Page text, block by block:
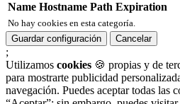
Name Hostname Path Expiration
No hay cookies en esta categoría.
Guardar configuración
Cancelar
;
Utilizamos cookies 🍪 propias y de
para mostrarte publicidad
navegación. Puedes aceptar todas las